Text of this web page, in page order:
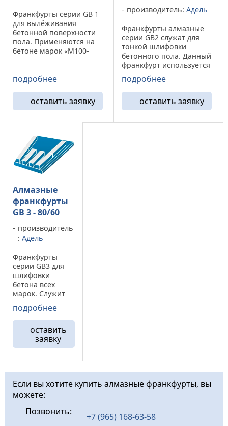
Франкфурты серии GB 1
для вылёживания
бетонной поверхности
пола. Применяются на
бетоне марок «М100-
(М100-М250) показывает
время шлифовки
поверхности оставляет
подробнее
оставить заявку
производитель: Адель
Франкфурты алмазные
серии GB2 служат для
тонкой шлифовки
бетонного пола. Данный
франкфурт используется
для первого этапа
лощения. Он позволяет
получить ровную чистую
поверхность пола с
глубиной рисок до 0,06
подробнее
оставить заявку
Алмазные
франкфурты
GB 3 - 80/60
производитель
: Адель
Франкфурты
серии GB3 для
шлифовки
бетона всех
марок. Служит
для первого
этапа полировки
бетонной
поверхности.
Оставляет за
собой глубину
франкфуртов
весьма
1500 (м²), при
подробнее
оставить
заявку
Если вы хотите купить алмазные франкфурты, вы
можете:
Позвонить:
+7 (965) 168-63-58